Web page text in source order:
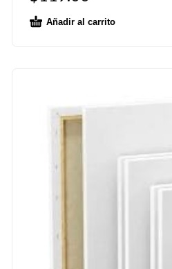
Añadir al carrito